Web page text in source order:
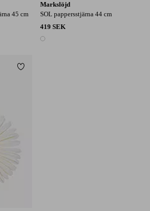
45 cm
Markslöjd
SOL pappersstjärna 44 cm
419 SEK
1 färg
Lägg till i favoriter